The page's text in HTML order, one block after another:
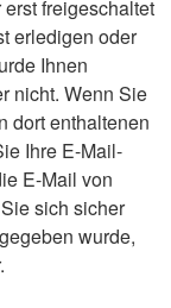
freigeschaltet
erledigen oder
Ihnen
nicht. Wenn Sie
dort enthaltenen
Ihre E-Mail-
E-Mail von
sich sicher
wurde,